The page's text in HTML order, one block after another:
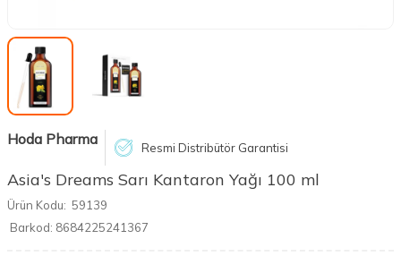
Hoda Pharma Resmi Distribütör Garantisi
Asia's Dreams Sarı Kantaron Yağı 100 ml
Ürün Kodu: 59139
Barkod: 8684225241367